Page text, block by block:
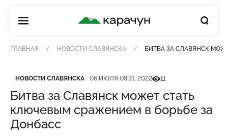
КАРАЧУН
ГЛАВНАЯ НОВОСТИ СЛАВЯНСКА БИТВА ЗА СЛАВЯНСК
Категория
НОВОСТИ СЛАВЯНСКА
Дата публикации 06 ИЮЛЯ 08:31, 2022Кількість переглядів
11
Битва за Славянск может стать
ключевым сражением в борьбе за
Донбасс